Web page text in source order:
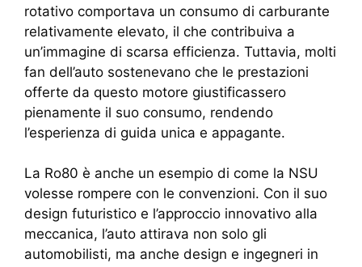
rotativo comportava un consumo di carburante
relativamente elevato, il che contribuiva a
un’immagine di scarsa efficienza. Tuttavia, molti
fan dell’auto sostenevano che le prestazioni
offerte da questo motore giustificassero
pienamente il suo consumo, rendendo
l’esperienza di guida unica e appagante.
La Ro80 è anche un esempio di come la NSU
volesse rompere con le convenzioni. Con il suo
design futuristico e l’approccio innovativo alla
meccanica, l’auto attirava non solo gli
automobilisti, ma anche design e ingegneri in